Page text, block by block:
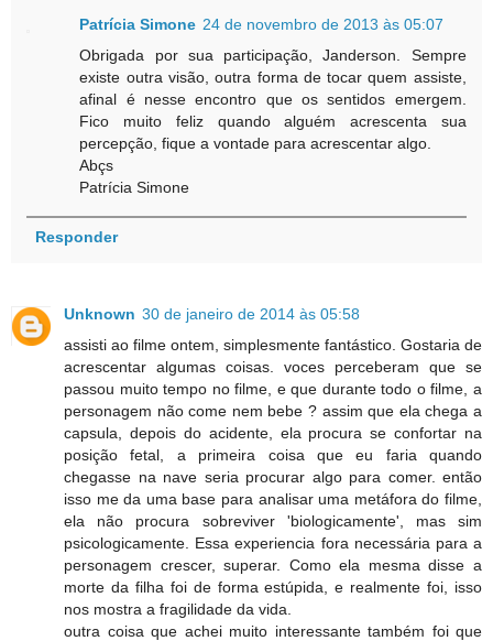
Patrícia Simone 24 de novembro de 2013 às 05:07
Obrigada por sua participação, Janderson. Sempre
existe outra visão, outra forma de tocar quem assiste,
afinal é nesse encontro que os sentidos emergem.
Fico muito feliz quando alguém acrescenta sua
percepção, fique a vontade para acrescentar algo.
Abçs
Patrícia Simone
Responder
Unknown 30 de janeiro de 2014 às 05:58
assisti ao filme ontem, simplesmente fantástico. Gostaria de
acrescentar algumas coisas. voces perceberam que se
passou muito tempo no filme, e que durante todo o filme, a
personagem não come nem bebe ? assim que ela chega a
capsula, depois do acidente, ela procura se confortar na
posição fetal, a primeira coisa que eu faria quando
chegasse na nave seria procurar algo para comer. então
isso me da uma base para analisar uma metáfora do filme,
ela não procura sobreviver 'biologicamente', mas sim
psicologicamente. Essa experiencia fora necessária para a
personagem crescer, superar. Como ela mesma disse a
morte da filha foi de forma estúpida, e realmente foi, isso
nos mostra a fragilidade da vida.
outra coisa que achei muito interessante também foi que